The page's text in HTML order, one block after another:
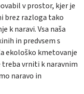
v prostor, kjer je
brez razloga tako
k naravi. Vsa naša
in predvsem s
ekološko kmetovanje
treba vrniti k naravnim
naravo in